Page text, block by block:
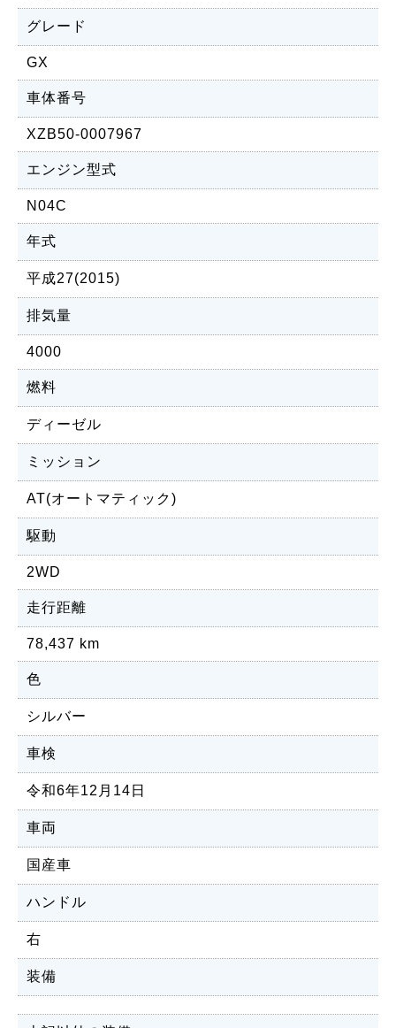
グレード
GX
車体番号
XZB50-0007967
エンジン型式
N04C
年式
平成27(2015)
排気量
4000
燃料
ディーゼル
ミッション
AT(オートマティック)
駆動
2WD
走行距離
78,437 km
色
シルバー
車検
令和6年12月14日
車両
国産車
ハンドル
右
装備